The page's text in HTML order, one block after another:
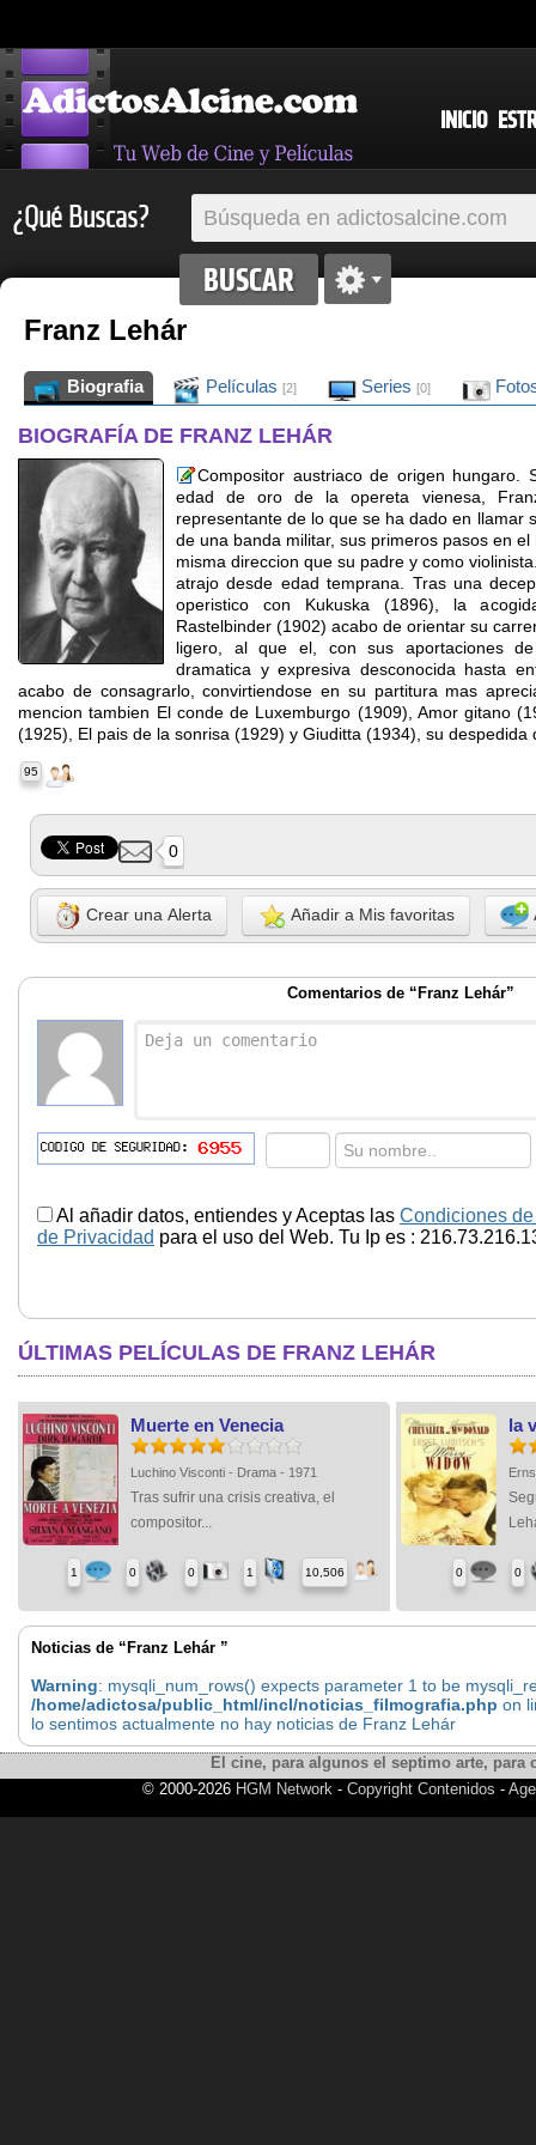
INICIO
¿Qué Buscas?
Franz Lehár
Biografia Películas [2] Series [0]
BIOGRAFÍA DE FRANZ LEHÁR
Compositor austriaco de origen hungaro.
edad de oro de la opereta vienesa,
representante de lo que se ha dado en llamar
de una banda militar, sus primeros pasos en
misma direccion que su padre y como
atrajo desde edad temprana. Tras una
operistico con Kukuska (1896), la
Rastelbinder (1902) acabo de orientar su
ligero, al que el, con sus aportaciones
dramatica y expresiva desconocida hasta
acabo de consagrarlo, convirtiendose en su partitura mas
mencion tambien El conde de Luxemburgo (1909), Amor gitano
(1925), El pais de la sonrisa (1929) y Giuditta (1934), su despedida
95
0
Crear una Alerta Añadir a Mis favoritas
Comentarios de “Franz Lehár”
Al añadir datos, entiendes y Aceptas las Condiciones
de Privacidad para el uso del Web. Tu Ip es :
ÚLTIMAS PELÍCULAS DE FRANZ LEHÁR
Muerte en Venecia
Luchino Visconti - Drama - 1971
Tras sufrir una crisis creativa, el
compositor...
1 0 0 1 10,506
la
0 0
Noticias de “Franz Lehár ”
Warning: mysqli_num_rows() expects parameter 1 to be
/home/adictosa/public_html/incl/noticias_filmografia.php on
lo sentimos actualmente no hay noticias de Franz Lehár
El cine, para algunos el septimo arte,
© 2000-2026 HGM Network- Copyright Contenidos -